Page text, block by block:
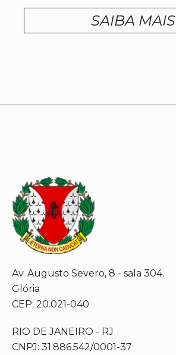
SAIBA MAIS
Av. Augusto Severo, 8 - sala 304.
Glória
CEP: 20.021-040
RIO DE JANEIRO - RJ
CNPJ: 31.886.542/0001-37